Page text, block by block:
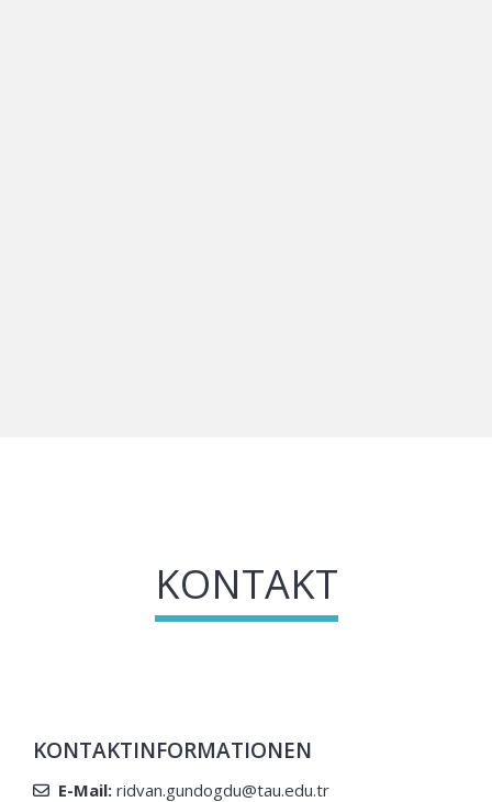
KONTAKT
KONTAKTINFORMATIONEN
E-Mail: ridvan.gundogdu@tau.edu.tr